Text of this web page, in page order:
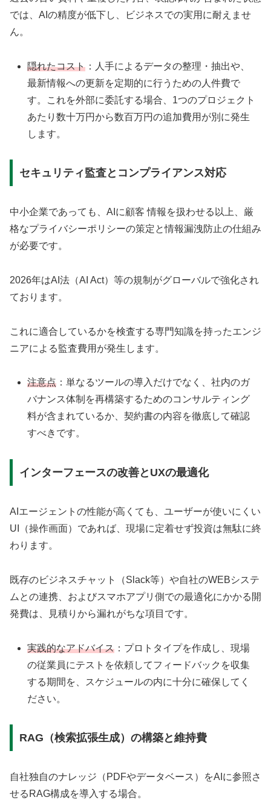
では、AIの精度が低下し、ビジネスでの実用に耐えませ
ん。
隠れたコスト ：人手によるデータの整理・抽出や、
最新情報への更新を定期的に行うための人件費で
す。これを外部に委託する場合、1つのプロジェクト
あたり数十万円から数百万円の追加費用が別に発生
します。
セキュリティ監査とコンプライアンス対応
中小企業であっても、AIに顧客 情報を扱わせる以上、厳
格なプライバシーポリシーの策定と情報漏洩防止の仕組み
が必要です。
2026年はAI法（AI Act）等の規制がグローバルで強化され
ております。
これに適合しているかを検査する専門知識を持ったエンジ
ニアによる監査費用が発生します。
注意点 ：単なるツールの導入だけでなく、社内のガ
バナンス体制を再構築するためのコンサルティング
料が含まれているか、契約書の内容を徹底して確認
すべきです。
インターフェースの改善とUXの最適化
AIエージェントの性能が高くても、ユーザーが使いにくい
UI（操作画面）であれば、現場に定着せず投資は無駄に終
わります。
既存のビジネスチャット（Slack等）や自社のWEBシステ
ムとの連携、およびスマホアプリ側での最適化にかかる開
発費は、見積りから漏れがちな項目です。
実践的なアドバイス ：プロトタイプを作成し、現場
の従業員にテストを依頼してフィードバックを収集
する期間を、スケジュールの内に十分に確保してく
ださい。
RAG（検索拡張生成）の構築と維持費
自社独自のナレッジ（PDFやデータベース）をAIに参照さ
せるRAG構成を導入する場合。